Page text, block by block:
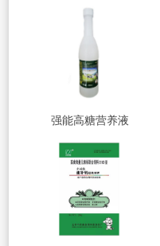
强能高糖营养液